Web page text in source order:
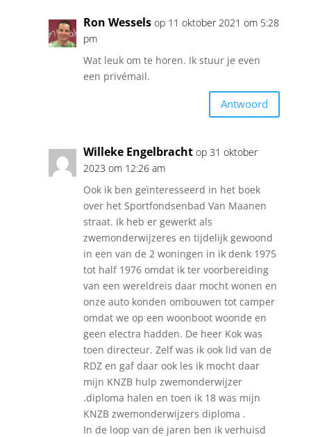
Ron Wessels op 11 oktober 2021 om 5:28
pm
Wat leuk om te horen. Ik stuur je even
een privémail.
Antwoord
Willeke Engelbracht op 31 oktober
2023 om 12:26 am
Ook ik ben geïnteresseerd in het boek
over het Sportfondsenbad Van Maanen
straat. Ik heb er gewerkt als
zwemonderwijzeres en tijdelijk gewoond
in een van de 2 woningen in ik denk 1975
tot half 1976 omdat ik ter voorbereiding
van een wereldreis daar mocht wonen en
onze auto konden ombouwen tot camper
omdat we op een woonboot woonde en
geen electra hadden. De heer Kok was
toen directeur. Zelf was ik ook lid van de
RDZ en gaf daar ook les ik mocht daar
mijn KNZB hulp zwemonderwijzer
.diploma halen en toen ik 18 was mijn
KNZB zwemonderwijzers diploma .
In de loop van de jaren ben ik verhuisd